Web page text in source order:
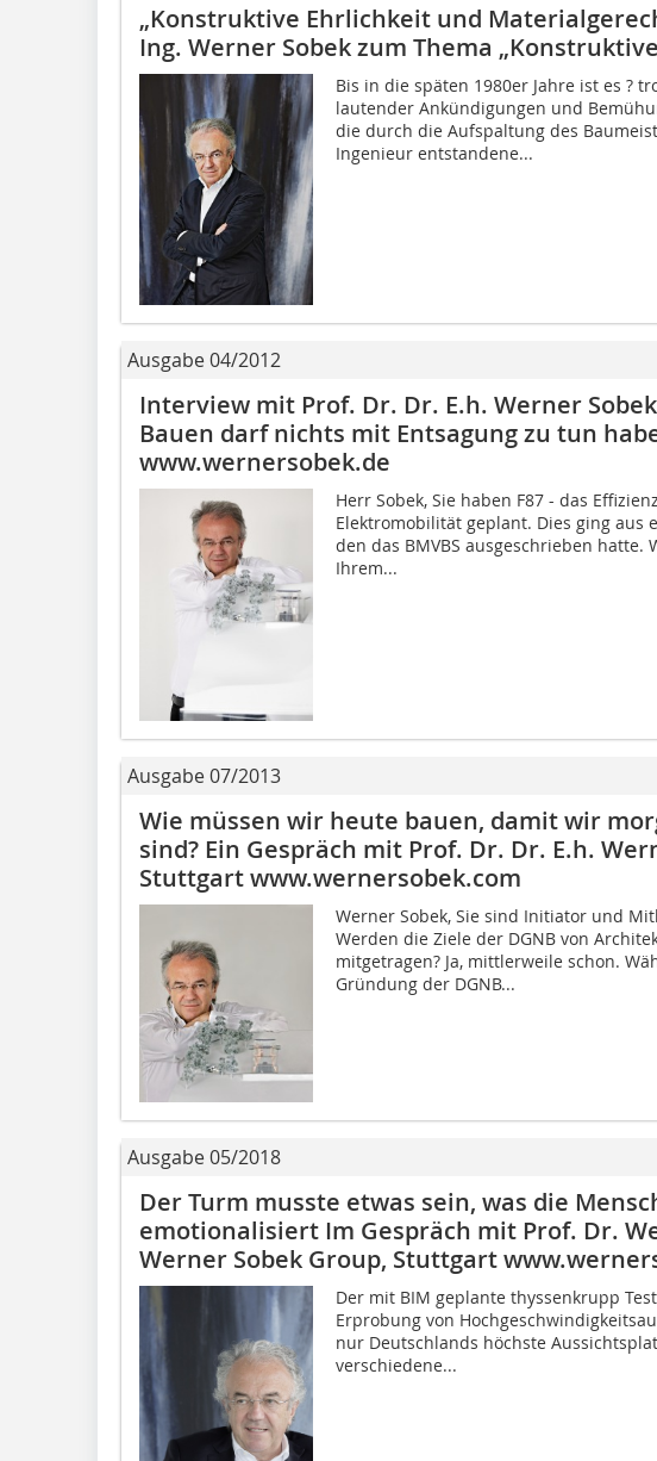
„Konstruktive Ehrlichkeit und
Ing. Werner Sobek zum Thema
Bis in die späten 1980er Jahre ist es ?
lautender Ankündigungen und
die durch die Aufspaltung des
Ingenieur entstandene...
Ausgabe 04/2012
Interview mit Prof. Dr. Dr. E.h. Werner
Bauen darf nichts mit Entsagung zu tun
www.wernersobek.de
Herr Sobek, Sie haben F87 - das
Elektromobilität geplant. Dies ging aus
den das BMVBS ausgeschrieben hatte.
Ihrem...
Ausgabe 07/2013
Wie müssen wir heute bauen, damit wir
sind? Ein Gespräch mit Prof. Dr. Dr. E.h.
Stuttgart www.wernersobek.com
Werner Sobek, Sie sind Initiator und
Werden die Ziele der DGNB von
mitgetragen? Ja, mittlerweile schon.
Gründung der DGNB...
Ausgabe 05/2018
Der Turm musste etwas sein, was die
emotionalisiert Im Gespräch mit Prof. Dr.
Werner Sobek Group, Stuttgart
Der mit BIM geplante thyssenkrupp
Erprobung von
nur Deutschlands höchste
verschiedene...